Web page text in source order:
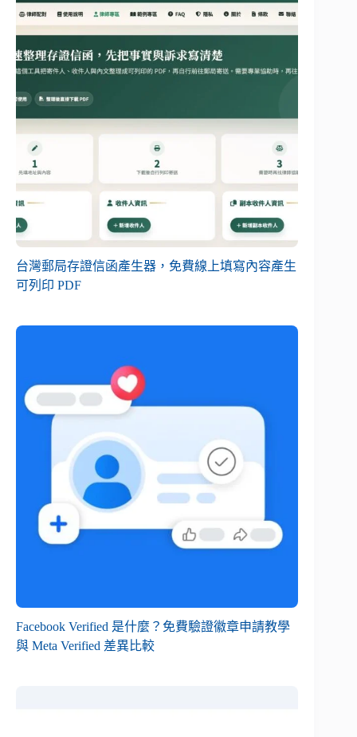
台灣郵局存證信函產生器，免費線上填寫內容產生
可列印 PDF
Facebook Verified 是什麼？免費驗證徽章申請教學
與 Meta Verified 差異比較